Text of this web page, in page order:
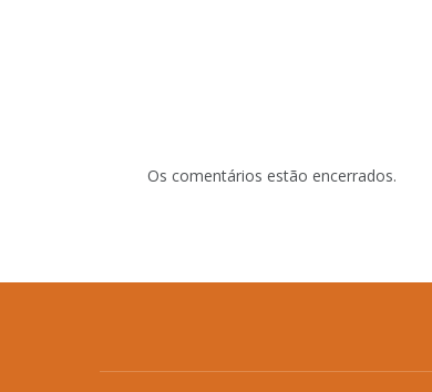
Os comentários estão encerrados.